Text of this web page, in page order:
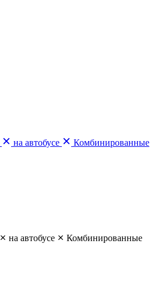
на автобусе Комбинированные
на автобусе Комбинированные